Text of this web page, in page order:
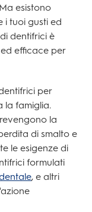
esistono
i tuoi gusti ed
dentifrici è
efficace per
per
la famiglia.
la
di smalto e
le esigenze di
formulati
, e altri